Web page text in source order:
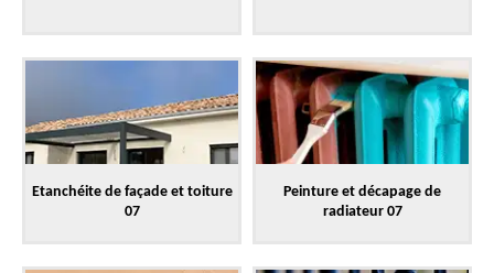
Etanchéite de façade et toiture
07
Peinture et décapage de
radiateur 07